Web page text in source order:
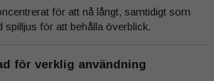
för att nå långt, samtidigt som
spilljus för att behålla överblick.
för verklig användning